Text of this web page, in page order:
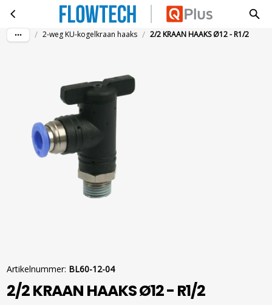
Ga naar hoofdinhoud2/2 KRAAN HAAKS Ø12 - R1/2
/ 2-weg KU-kogelkraan haaks / 2/2 KRAAN HAAKS Ø12 - R1/2
Artikelnummer: BL60-12-04
2/2 KRAAN HAAKS Ø12 - R1/2